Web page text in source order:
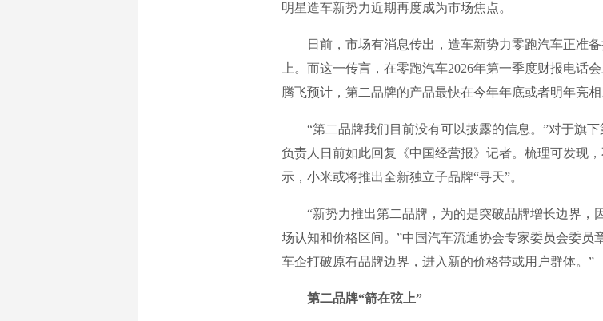
明星造车新势力近期再度成为市场焦点。
日前，市场有消息传出，造车新势力零跑汽车正准备
上。而这一传言，在零跑汽车2026年第一季度财报电话
腾飞预计，第二品牌的产品最快在今年年底或者明年亮相
“第二品牌我们目前没有可以披露的信息。”对于旗下
负责人日前如此回复《中国经营报》记者。梳理可发现
示，小米或将推出全新独立子品牌“寻天”。
“新势力推出第二品牌，为的是突破品牌增长边界，
场认知和价格区间。”中国汽车流通协会专家委员会委员
车企打破原有品牌边界，进入新的价格带或用户群体。”
第二品牌“箭在弦上”